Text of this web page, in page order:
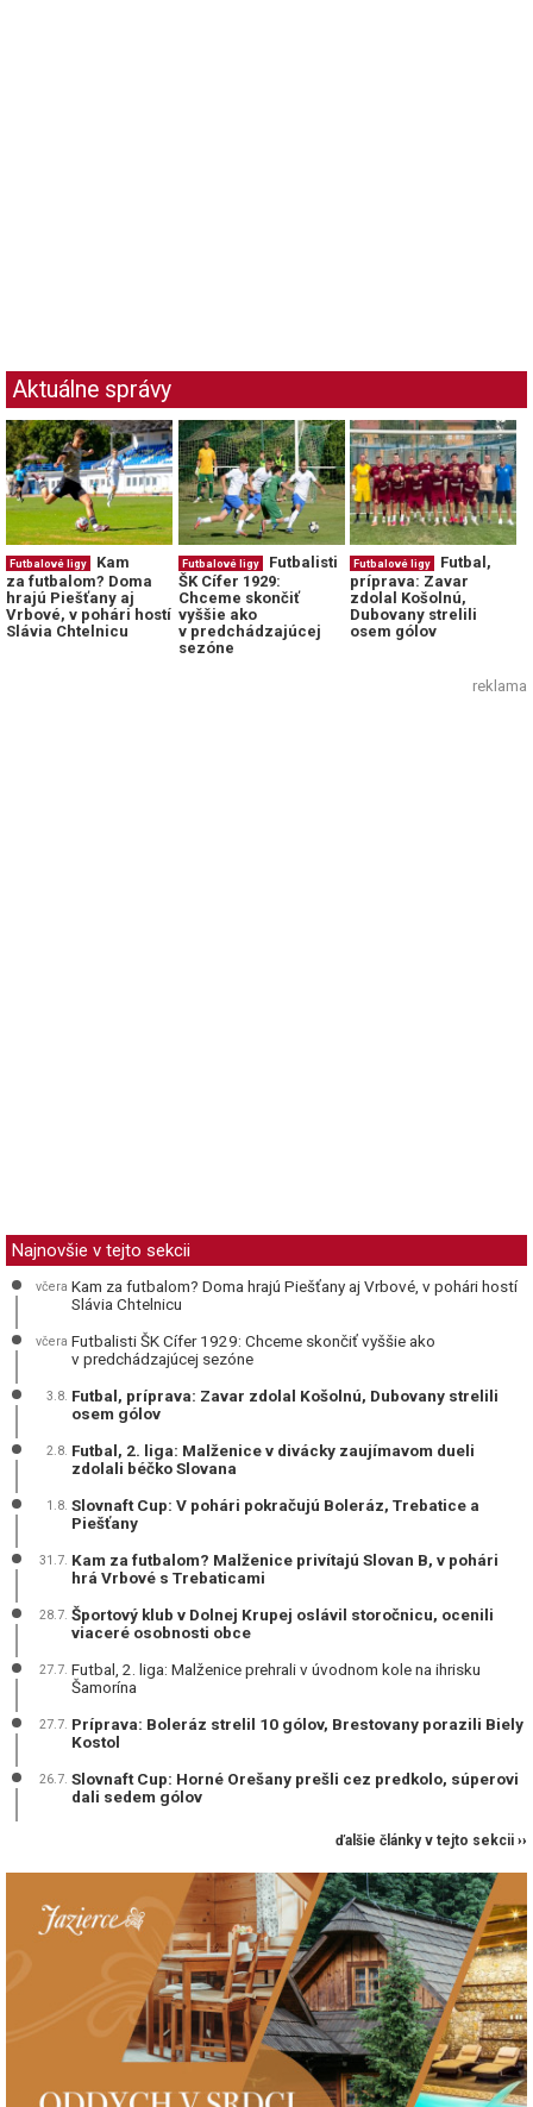
Aktuálne správy
Futbalové ligy
Kam
za futbalom? Doma
hrajú Piešťany aj
Vrbové, v pohári hostí
Slávia Chtelnicu
Futbalové ligy
Futbalisti
ŠK Cífer 1929:
Chceme skončiť
vyššie ako
v predchádzajúcej
sezóne
Futbalové ligy
Futbal,
príprava: Zavar
zdolal Košolnú,
Dubovany strelili
osem gólov
reklama
Najnovšie v tejto sekcii
včera Kam za futbalom? Doma hrajú Piešťany aj Vrbové, v pohári hostí
Slávia Chtelnicu
včera Futbalisti ŠK Cífer 1929: Chceme skončiť vyššie ako
v predchádzajúcej sezóne
3.8. Futbal, príprava: Zavar zdolal Košolnú, Dubovany strelili
osem gólov
2.8. Futbal, 2. liga: Malženice v divácky zaujímavom dueli
zdolali béčko Slovana
1.8. Slovnaft Cup: V pohári pokračujú Boleráz, Trebatice a
Piešťany
31.7. Kam za futbalom? Malženice privítajú Slovan B, v pohári
hrá Vrbové s Trebaticami
28.7. Športový klub v Dolnej Krupej oslávil storočnicu, ocenili
viaceré osobnosti obce
27.7. Futbal, 2. liga: Malženice prehrali v úvodnom kole na ihrisku
Šamorína
27.7. Príprava: Boleráz strelil 10 gólov, Brestovany porazili Biely
Kostol
26.7. Slovnaft Cup: Horné Orešany prešli cez predkolo, súperovi
dali sedem gólov
ďalšie články v tejto sekcii ››